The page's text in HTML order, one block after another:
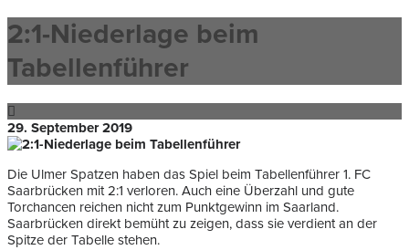
2:1-Niederlage beim
Tabellenführer
29. September 2019
Die Ulmer Spatzen haben das Spiel beim Tabellenführer 1. FC
Saarbrücken mit 2:1 verloren. Auch eine Überzahl und gute
Torchancen reichen nicht zum Punktgewinn im Saarland.
Saarbrücken direkt bemüht zu zeigen, dass sie verdient an der
Spitze der Tabelle stehen.